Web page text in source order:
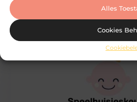
Alles
Cookies